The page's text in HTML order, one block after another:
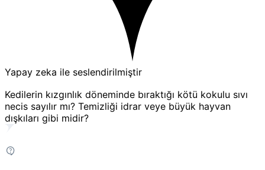
Yapay zeka ile seslendirilmiştir
Kedilerin kızgınlık döneminde bıraktığı kötü kokulu sıvı
necis sayılır mı? Temizliği idrar veye büyük hayvan
dışkıları gibi midir?